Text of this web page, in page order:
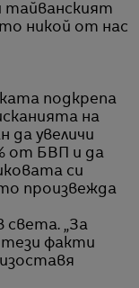
тайванският
никой от нас
подкрепа
на
да увеличи
от БВП и да
си
произвежда
света. „За
тези факти